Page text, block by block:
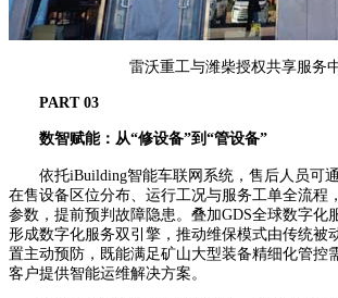
雷沃重工与潍柴授权共享服务
PART 03
数智赋能：从“修设备”到“管设备”
依托iBuilding智能车联网系统，售后人员可
在售设备区位分布、运行工况与服务工单全流程
参数，提前预判故障隐患。叠加GDS全球数字化
形成数字化服务双引擎，推动维保模式由传统被
置主动预防，既能满足矿山大型装备精细化管控
客户提供智能运维解决方案。